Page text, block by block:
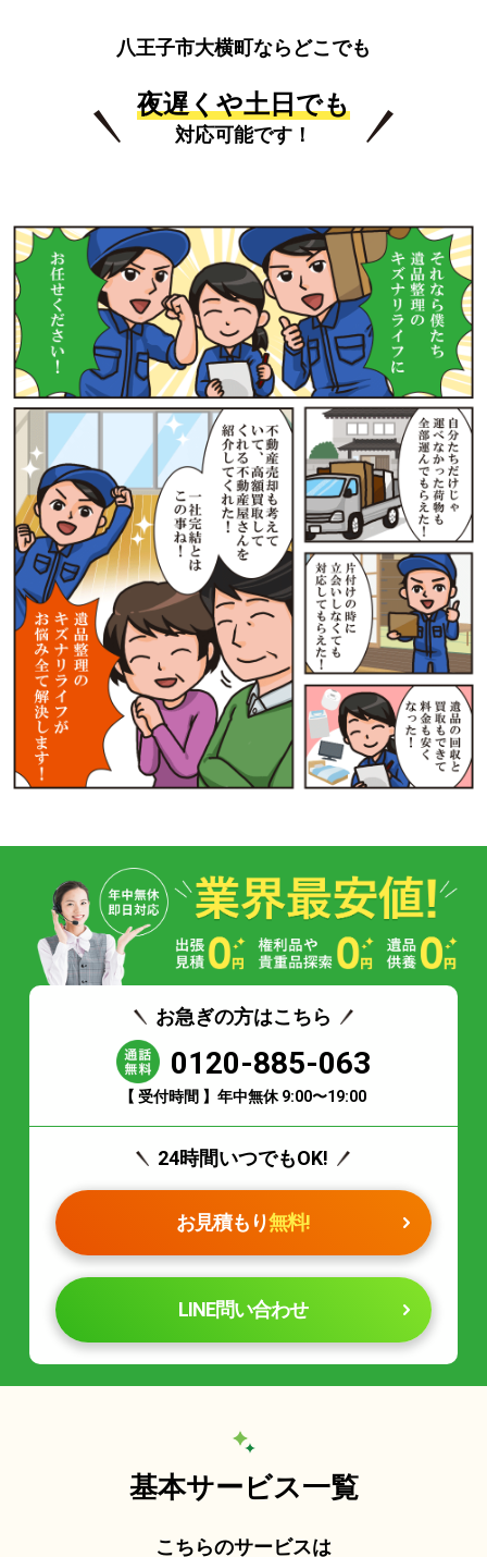
八王子市大横町ならどこでも
夜遅くや土日でも
対応可能です！
お急ぎの方はこちら
0120-885-063
【 受付時間 】年中無休 9:00〜19:00
24時間いつでもOK!
お見積もり無料!
LINE問い合わせ
基本サービス一覧
こちらのサービスは